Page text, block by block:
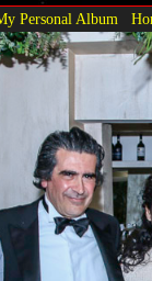
Personal Album